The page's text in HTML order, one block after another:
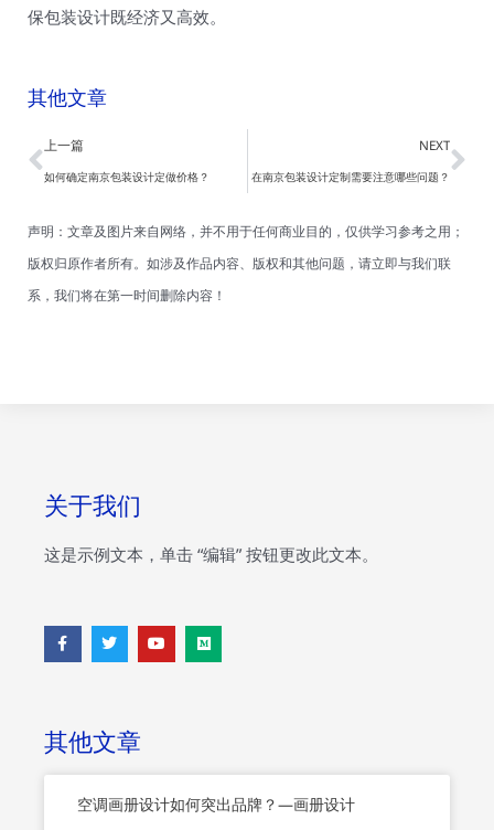
保包装设计既经济又高效。
其他文章
Prev
上一篇
如何确定南京包装设计定做价格？
NEXT
在南京包装设计定制需要注意哪些问题？
声明：文章及图片来自网络，并不用于任何商业目的，仅供学习参考之用；
版权归原作者所有。如涉及作品内容、版权和其他问题，请立即与我们联
系，我们将在第一时间删除内容！
关于我们
这是示例文本，单击 “编辑” 按钮更改此文本。
F
a
c
k
-
f
T
w
i
Y
o
u
M
e
d
其他文章
空调画册设计如何突出品牌？—画册设计